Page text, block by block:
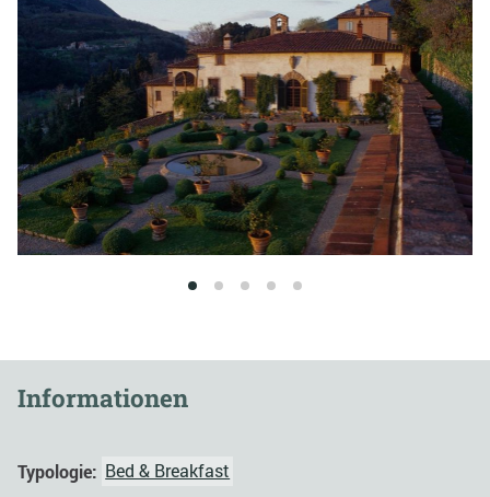
1 2 3 4 5
Informationen
Typologie: Bed & Breakfast